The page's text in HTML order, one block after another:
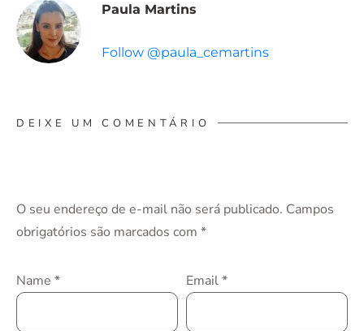
Paula Martins
Follow @paula_cemartins
DEIXE UM COMENTÁRIO
O seu endereço de e-mail não será publicado. Campos
obrigatórios são marcados com *
Name * Email*